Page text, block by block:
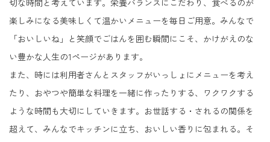
切な時間と考えています。栄養バランスにこだわり、食べるのが
楽しみになる美味しくて温かいメニューを毎日ご用意。みんなで
「おいしいね」と笑顔でごはんを囲む瞬間にこそ、かけがえのな
い豊かな人生の1ページがあります。
また、時には利用者さんとスタッフがいっしょにメニューを考え
たり、おやつや簡単な料理を一緒に作ったりする、ワクワクする
ような時間も大切にしていきます。お世話する・されるの関係を
超えて、みんなでキッチンに立ち、おいしい香りに包まれる。そ